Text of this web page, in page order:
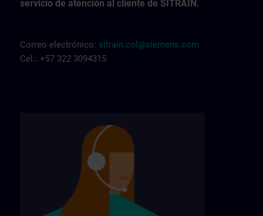
servicio de atención al cliente de SITRAIN.
Correo electrónico: sitrain.col@siemens.com
Cel.: +57 322 3094315